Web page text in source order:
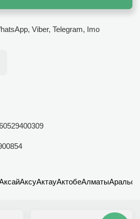
Viber, Telegram, Imo
АксуАктауАктобеАлматыАральск